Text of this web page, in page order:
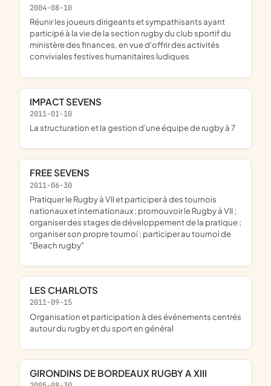
2004-08-10
réunir les joueurs dirigeants et sympathisants ayant
participé à la vie de la section rugby du club sportif du
ministère des finances, en vue d'offrir des activités
conviviales festives humanitaires ludiques
IMPACT SEVENS
2011-01-10
la structuration et la gestion d'une équipe de rugby à 7
FREE SEVENS
2011-06-30
pratiquer le Rugby à VII et participer à des tournois
nationaux et internationaux ; promouvoir le Rugby à VII ;
organiser des stages de développement de la pratique ;
organiser son propre tournoi ; participer au tournoi de
"Beach rugby"
LES CHARLOTS
2011-09-15
organisation et participation à des événements centrés
autour du rugby et du sport en général
GIRONDINS DE BORDEAUX RUGBY A XIII